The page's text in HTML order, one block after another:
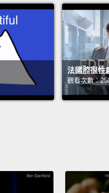
法國腔很
觀看次數：